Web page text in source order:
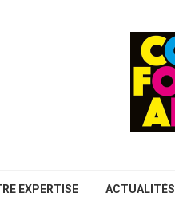
EXPERTISE ACTUALITÉS